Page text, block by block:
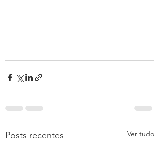
Posts recentes Ver tudo